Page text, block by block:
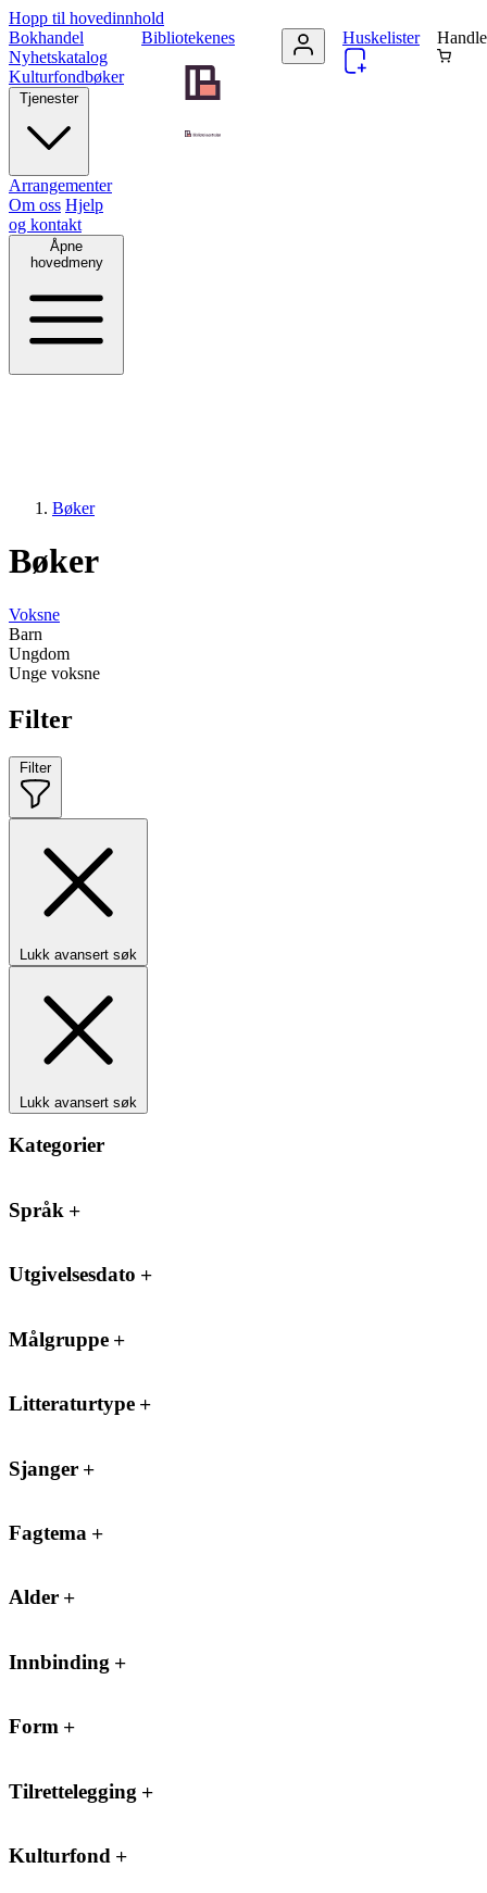
Hopp til hovedinnhold
Bibliotekenes
Bokhandel
Nyhetskatalog
Kulturfondbøker
Tjenester
Arrangementer
Om oss Hjelp
og kontakt
Åpne
hovedmeny
Huskelister
Bøker
Bøker
Voksne
Barn
Ungdom
Unge voksne
Filter
Filter
Lukk avansert søk
Lukk avansert søk
Kategorier
Språk
Utgivelsesdato
Målgruppe
Litteraturtype
Sjanger
Fagtema
Alder
Innbinding
Form
Tilrettelegging
Kulturfond